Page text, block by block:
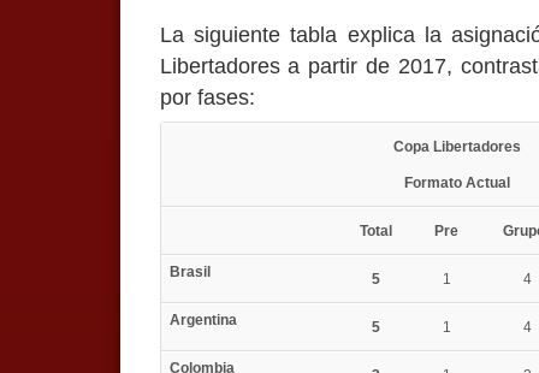
La siguiente tabla explica la
Libertadores a partir de 2017,
por fases:
Copa Libertadores
Formato Actual
Total Pre
Brasil 5 1 4
Argentina 5 1 4
Colombia